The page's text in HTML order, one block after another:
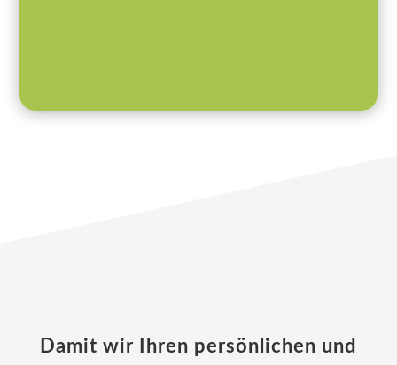
Damit wir Ihren persönlichen und